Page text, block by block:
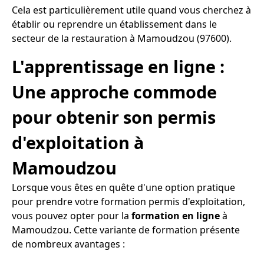
Cela est particulièrement utile quand vous cherchez à
établir ou reprendre un établissement dans le
secteur de la restauration à Mamoudzou (97600).
L'apprentissage en ligne :
Une approche commode
pour obtenir son permis
d'exploitation à
Mamoudzou
Lorsque vous êtes en quête d'une option pratique
pour prendre votre formation permis d'exploitation,
vous pouvez opter pour la formation en ligneà
Mamoudzou. Cette variante de formation présente
de nombreux avantages :